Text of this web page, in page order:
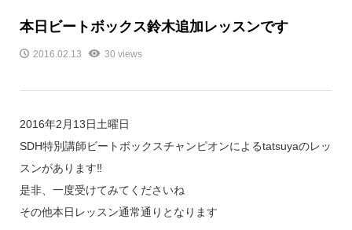
本日ビートボックス鈴木追加レッスンです
2016.02.13 30 views
2016年2月13日土曜日
SDH特別講師ビートボックスチャンピオンによるtatsuyaのレッ
スンがあります‼️
是非、一度受けてみてくださいね
その他本日レッスン通常通りとなります